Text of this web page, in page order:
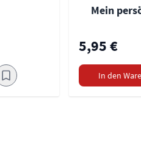
Mein
5,95 €
In den